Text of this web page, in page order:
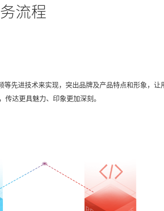
流程
先进技术来实现，突出品牌及产品特点和形象，让
传达更具魅力、印象更加深刻。